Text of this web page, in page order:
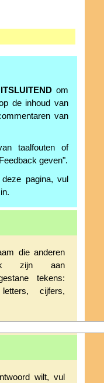
om
de inhoud van
van
taalfouten of
geven".
pagina, vul
die anderen
zijn aan
tekens:
cijfers,
wilt, vul